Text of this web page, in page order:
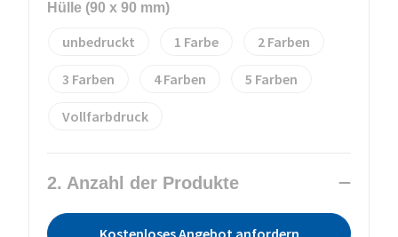
Hülle (90 x 90 mm)
unbedruckt 1 2
3 4 5
Vollfarbdruck
2. Anzahl der Produkte
Kostenloses Angebot anfordern